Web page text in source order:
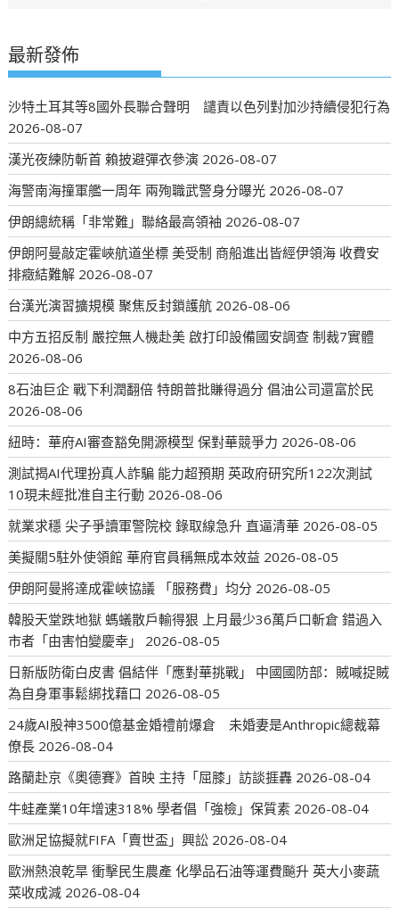
最新發佈
沙特土耳其等8國外長聯合聲明 譴責以色列對加沙持續侵犯行為
2026-08-07
漢光夜練防斬首 賴披避彈衣參演 2026-08-07
海警南海撞軍艦一周年 兩殉職武警身分曝光 2026-08-07
伊朗總統稱「非常難」聯絡最高領袖 2026-08-07
伊朗阿曼敲定霍峽航道坐標 美受制 商船進出皆經伊領海 收費安
排癥結難解 2026-08-07
台漢光演習擴規模 聚焦反封鎖護航 2026-08-06
中方五招反制 嚴控無人機赴美 啟打印設備國安調查 制裁7實體
2026-08-06
8石油巨企 戰下利潤翻倍 特朗普批賺得過分 倡油公司還富於民
2026-08-06
紐時：華府AI審查豁免開源模型 保對華競爭力 2026-08-06
測試揭AI代理扮真人詐騙 能力超預期 英政府研究所122次測試
10現未經批准自主行動 2026-08-06
就業求穩 尖子爭讀軍警院校 錄取線急升 直逼清華 2026-08-05
美擬關5駐外使領館 華府官員稱無成本效益 2026-08-05
伊朗阿曼將達成霍峽協議 「服務費」均分 2026-08-05
韓股天堂跌地獄 螞蟻散戶輸得狠 上月最少36萬戶口斬倉 錯過入
市者「由害怕變慶幸」
2026-08-05
日新版防衛白皮書 倡結伴「應對華挑戰」 中國國防部：賊喊捉賊
為自身軍事鬆綁找藉口 2026-08-05
24歲AI股神3500億基金婚禮前爆倉 未婚妻是Anthropic總裁幕
僚長 2026-08-04
路蘭赴京《奧德賽》首映 主持「屈膝」訪談捱轟 2026-08-04
牛蛙產業10年增速318% 學者倡「強檢」保質素 2026-08-04
歐洲足協擬就FIFA「賣世盃」興訟 2026-08-04
歐洲熱浪乾旱 衝擊民生農產 化學品石油等運費飈升 英大小麥蔬
菜收成減 2026-08-04